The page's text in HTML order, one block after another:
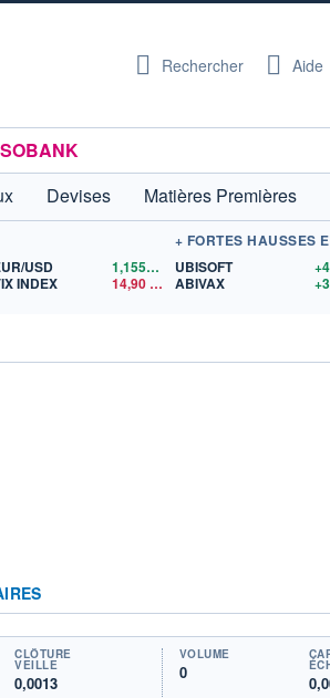
Rechercher Aide
Devises Matières Premières
USD 1,1559$US
INDEX
14,90
+ FORTES HAUSSES
UBISOFT
ABIVAX
CLÔTURE
VEILLE
0,0013
VOLUME
0